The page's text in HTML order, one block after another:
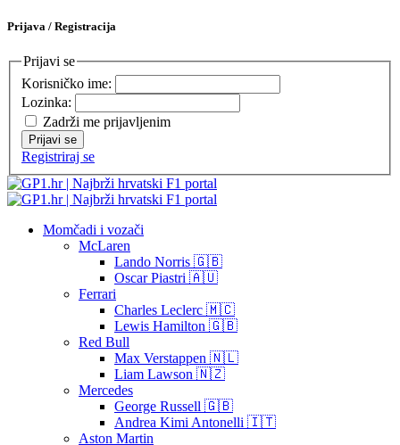
Prijava / Registracija
Prijavi se
Korisničko ime:
Lozinka:
Zadrži me prijavljenim
Prijavi se
Registriraj se
Momčadi i vozači
McLaren
Lando Norris 🇬🇧
Oscar Piastri 🇦🇺
Ferrari
Charles Leclerc 🇲🇨
Lewis Hamilton 🇬🇧
Red Bull
Max Verstappen 🇳🇱
Liam Lawson 🇳🇿
Mercedes
George Russell 🇬🇧
Andrea Kimi Antonelli 🇮🇹
Aston Martin